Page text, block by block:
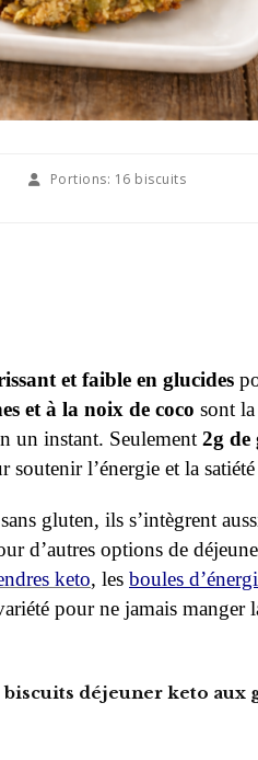
Portions: 16 biscuits
et faible en glucides
et à la noix de coco sont
un instant. Seulement 2g de
soutenir l’énergie et la
gluten, ils s’intègrent
d’autres options de
keto, les boules
pour ne jamais manger
déjeuner keto aux